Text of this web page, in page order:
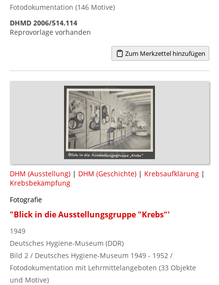
Fotodokumentation (146 Motive)
DHMD 2006/514.114
Reprovorlage vorhanden
Zum Merkzettel hinzufügen
DHM (Ausstellung) | DHM (Geschichte) | Krebsaufklärung |
Krebsbekämpfung
Fotografie
"Blick in die Ausstellungsgruppe "Krebs"'
1949
Deutsches Hygiene-Museum (DDR)
Bild 2 / Deutsches Hygiene-Museum 1949 - 1952 /
Fotodokumentation mit Lehrmittelangeboten (33 Objekte
und Motive)